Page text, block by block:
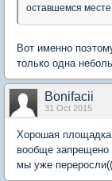
оставшемся
Вот именно
только одна
Bonifacii
31 Oct 2015
Хорошая
вообще запрещено
мы уже